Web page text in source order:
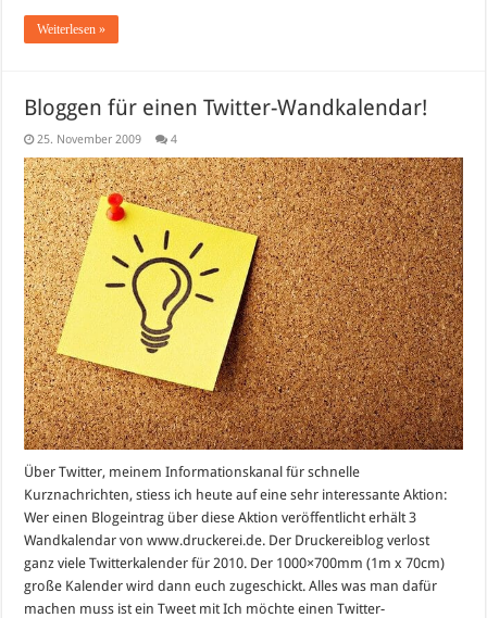
Weiterlesen »
Bloggen für einen Twitter-Wandkalendar!
25. November 2009 4
Über Twitter, meinem Informationskanal für schnelle
Kurznachrichten, stiess ich heute auf eine sehr interessante Aktion:
Wer einen Blogeintrag über diese Aktion veröffentlicht erhält 3
Wandkalendar von www.druckerei.de. Der Druckereiblog verlost
ganz viele Twitterkalender für 2010. Der 1000×700mm (1m x 70cm)
große Kalender wird dann euch zugeschickt. Alles was man dafür
machen muss ist ein Tweet mit Ich möchte einen Twitter-